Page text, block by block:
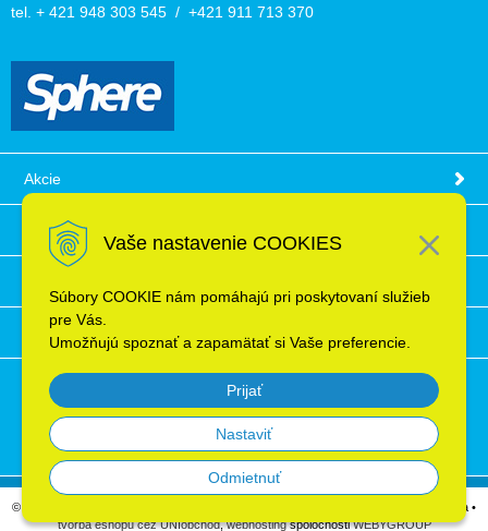
Vaše nastavenie COOKIES
Súbory COOKIE nám pomáhajú pri poskytovaní služieb
pre Vás.
Umožňujú spoznať a zapamätať si Vaše preferencie.
Prijať
Nastaviť
Odmietnuť
tel. + 421 948 303 545 / +421 911 713 370
Akcie
Obchodné podmienky
Ochrana osobných údajov
© 2026 Elektroinštalačný materiál, káble, vodiče, supermarket ELRON s.r.o. Bratislava •
tvorba eshopu cez UNIobchod,webhostingspoločnostiWEBYGROUP